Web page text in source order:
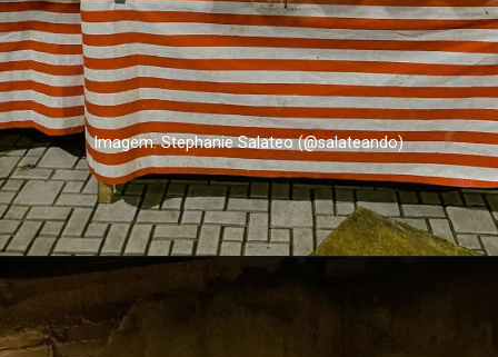
Imagem: Stephanie Salateo (@salateando)